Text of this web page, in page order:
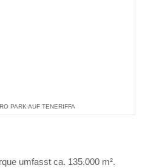
PARK AUF TENERIFFA
umfasst ca. 135.000 m².